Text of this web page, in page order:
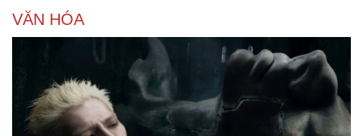
Sức khỏe
Dinh dưỡng - món ngon
Cây thuốc
Nhà đẹp
Blog
VĂN HÓA